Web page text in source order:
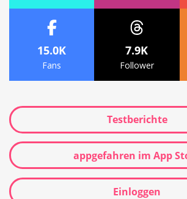
15.0K
Fans
7.9K
Follower
Testberichte
appgefahren im App
Einloggen